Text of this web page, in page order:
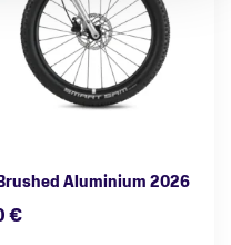
Aluminium 2026
€